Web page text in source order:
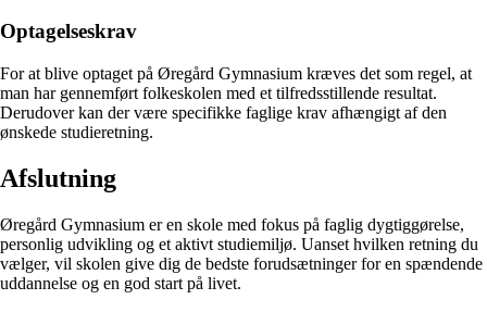
Optagelseskrav
For at blive optaget på Øregård Gymnasium kræves det som regel, at
man har gennemført folkeskolen med et tilfredsstillende resultat.
Derudover kan der være specifikke faglige krav afhængigt af den
ønskede studieretning.
Afslutning
Øregård Gymnasium er en skole med fokus på faglig dygtiggørelse,
personlig udvikling og et aktivt studiemiljø. Uanset hvilken retning du
vælger, vil skolen give dig de bedste forudsætninger for en spændende
uddannelse og en god start på livet.